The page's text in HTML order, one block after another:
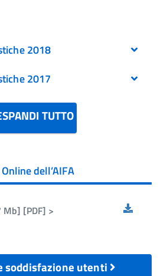
2018
2017
TUTTO
dell’AIFA
[PDF] >
soddisfazione utenti